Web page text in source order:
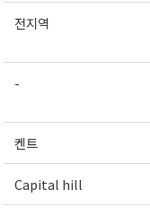
전지역
-
켄트
Capital hill